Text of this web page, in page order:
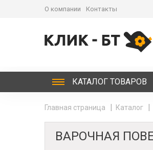
О компании Контакты
КАТАЛОГ ТОВАРОВ
Главная страница Каталог
ВАРОЧНАЯ